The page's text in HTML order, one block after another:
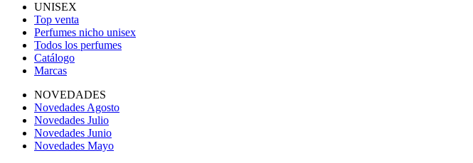
UNISEX
Top venta
Perfumes nicho unisex
Todos los perfumes
Catálogo
Marcas
NOVEDADES
Novedades Agosto
Novedades Julio
Novedades Junio
Novedades Mayo